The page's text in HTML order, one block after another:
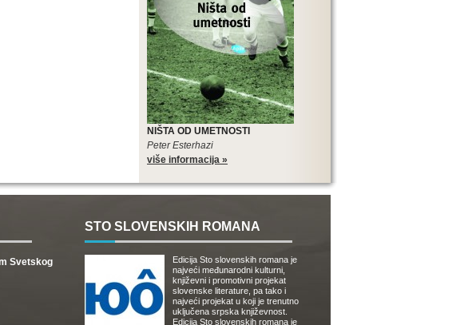
NIŠTA OD UMETNOSTI
Peter Esterhazi
više informacija »
Svetskog
STO SLOVENSKIH ROMANA
Edicija Sto slovenskih romana je
najveći međunarodni kulturni,
književni i promotivni projekat
slovenske literature, pa tako i
najveći projekat u koji je trenutno
uključena srpska književnost.
Edicija Sto slovenskih romana je